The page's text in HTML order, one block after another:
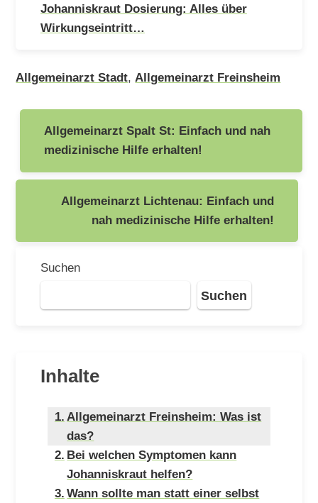
Johanniskraut Dosierung: Alles über
Wirkungseintritt…
Allgemeinarzt Stadt, Allgemeinarzt Freinsheim
Beitragsnavigation
Allgemeinarzt Spalt St: Einfach und nah
medizinische Hilfe erhalten!
Allgemeinarzt Lichtenau: Einfach und
nah medizinische Hilfe erhalten!
Suchen
Suchen
Inhalte
Allgemeinarzt Freinsheim: Was ist
das?
Bei welchen Symptomen kann
Johanniskraut helfen?
Wann sollte man statt einer selbst